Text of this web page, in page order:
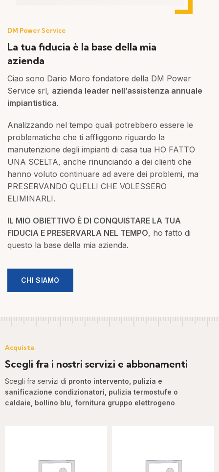
DM Power Service
La tua fiducia è la base della mia
azienda
Ciao sono Dario Moro fondatore della DM Power
Service srl, azienda leader nell’assistenza annuale
impiantistica.
Analizzando nel tempo quali potrebbero essere le
problematiche che ti affliggono riguardo la
manutenzione degli impianti di casa tua HO FATTO
UNA SCELTA, anche rinunciando a dei clienti che
hanno voluto continuare ad avere dei problemi, ma
PRESERVANDO QUELLI CHE VOLESSERO
ELIMINARLI.
IL MIO OBIETTIVO È DI CONQUISTARE LA TUA
FIDUCIA E PRESERVARLA NEL TEMPO, ho fatto di
questo la base della mia azienda.
CHI SIAMO
Acquista
Scegli fra i nostri servizi e abbonamenti
Scegli fra servizi di pronto intervento, pulizia e
sanificazione condizionatori, pulizia termostufe o
caldaie, bollino blu, fornitura gruppo elettrogeno